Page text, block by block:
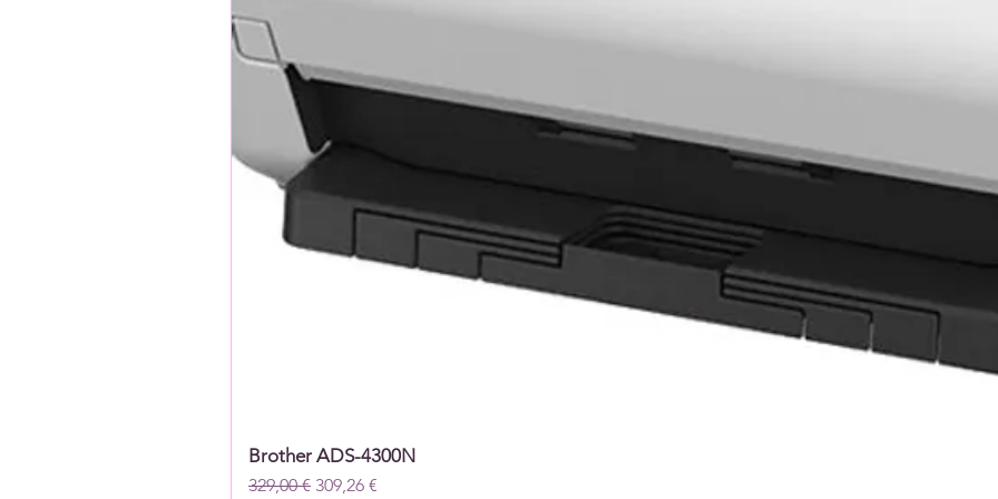
Brother ADS-4300N
Prix original
329,00 € Prix promotionnel
309,26 €